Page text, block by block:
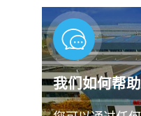
我们如何帮